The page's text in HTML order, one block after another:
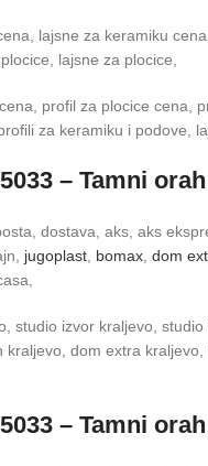
lajsne za keramiku
lajsne za plocice,
profil za plocice cena,
za keramiku i podove,
– Tamni orah
dostava, aks, aks
jugoplast, bomax, dom
studio izvor kraljevo,
dom extra
– Tamni orah